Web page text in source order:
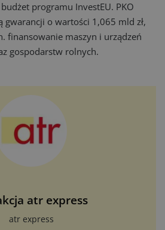
programu InvestEU. PKO
gwarancji o wartości 1,065 mld zł,
finansowanie maszyn i urządzeń
gospodarstw rolnych.
atr express
atr express